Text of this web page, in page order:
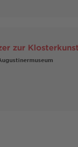
zur Klosterkunst